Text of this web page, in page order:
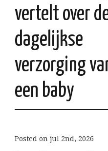
vertelt over
dagelijkse
verzorging
een baby
Posted on jul 2nd, 2026